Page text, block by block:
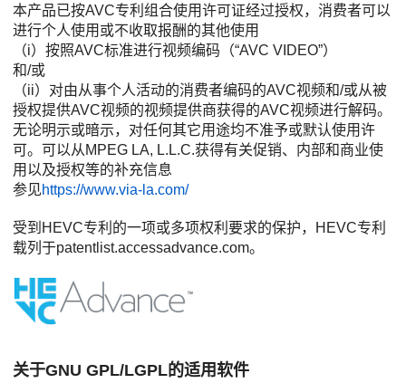
本产品已按AVC专利组合使用许可证经过授权，消费者可以
进行个人使用或不收取报酬的其他使用
（i）按照AVC标准进行视频编码（“AVC VIDEO”）
和/或
（ii）对由从事个人活动的消费者编码的AVC视频和/或从被
授权提供AVC视频的视频提供商获得的AVC视频进行解码。
无论明示或暗示，对任何其它用途均不准予或默认使用许
可。可以从MPEG LA, L.L.C.获得有关促销、内部和商业使
用以及授权等的补充信息
参见https://www.via-la.com/
受到HEVC专利的一项或多项权利要求的保护，HEVC专利
载列于patentlist.accessadvance.com。
关于GNU GPL/LGPL的适用软件